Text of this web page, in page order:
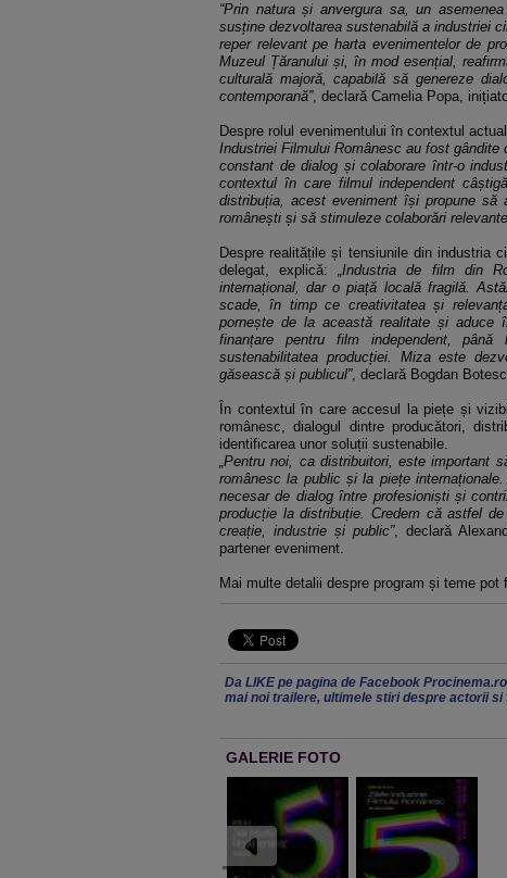
“Prin natura și anvergura sa, un
susține dezvoltarea sustenabilă a industriei
reper relevant pe harta evenimentelor de
Muzeul Țăranului și, în mod esențial,
culturală majoră, capabilă să genereze
contemporană”, declară Camelia Popa,
Despre rolul evenimentului în contextul
Industriei Filmului Românesc au fost
constant de dialog și colaborare într-o
contextul în care filmul independent
distribuția, acest eveniment își propune
românești și să stimuleze colaborări
Despre realitățile și tensiunile din industria
delegat, explică:„Industria de film din
internațional, dar o piață locală fragilă.
scade, în timp ce creativitatea și
pornește de la această realitate și aduce
finanțare pentru film independent,
sustenabilitatea producției. Miza este
găsească și publicul”, declară Bogdan
În contextul în care accesul la piețe și
românesc, dialogul dintre producători,
identificarea unor soluții sustenabile.
„Pentru noi, ca distribuitori, este important
românesc la public și la piețe
necesar de dialog între profesioniști și
producție la distribuție. Credem că astfel
creație, industrie și public”, declară
partener eveniment.
Mai multe detalii despre program și teme pot
Da LIKE pe pagina de Facebook
mai noi trailere, ultimele stiri despre actorii
GALERIE FOTO